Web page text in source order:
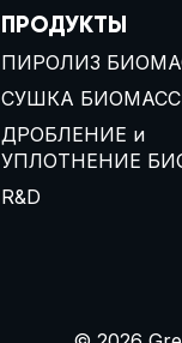
ПРОДУКТЫ
ПИРОЛИЗ
СУШКА
ДРОБЛЕНИЕ и
УПЛОТНЕНИЕ
R&D